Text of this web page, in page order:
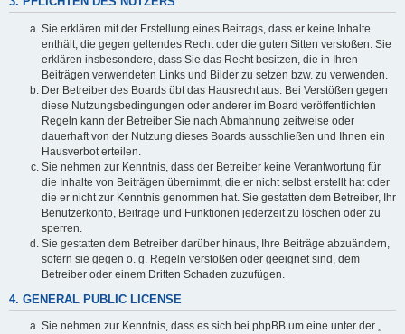
Sie erklären mit der Erstellung eines Beitrags, dass er keine Inhalte
enthält, die gegen geltendes Recht oder die guten Sitten verstoßen. Sie
erklären insbesondere, dass Sie das Recht besitzen, die in Ihren
Beiträgen verwendeten Links und Bilder zu setzen bzw. zu verwenden.
Der Betreiber des Boards übt das Hausrecht aus. Bei Verstößen gegen
diese Nutzungsbedingungen oder anderer im Board veröffentlichten
Regeln kann der Betreiber Sie nach Abmahnung zeitweise oder
dauerhaft von der Nutzung dieses Boards ausschließen und Ihnen ein
Hausverbot erteilen.
Sie nehmen zur Kenntnis, dass der Betreiber keine Verantwortung für
die Inhalte von Beiträgen übernimmt, die er nicht selbst erstellt hat oder
die er nicht zur Kenntnis genommen hat. Sie gestatten dem Betreiber, Ihr
Benutzerkonto, Beiträge und Funktionen jederzeit zu löschen oder zu
sperren.
Sie gestatten dem Betreiber darüber hinaus, Ihre Beiträge abzuändern,
sofern sie gegen o. g. Regeln verstoßen oder geeignet sind, dem
Betreiber oder einem Dritten Schaden zuzufügen.
4. GENERAL PUBLIC LICENSE
Sie nehmen zur Kenntnis, dass es sich bei phpBB um eine unter der „